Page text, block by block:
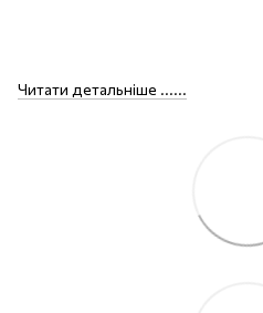
Читати детальніше ......